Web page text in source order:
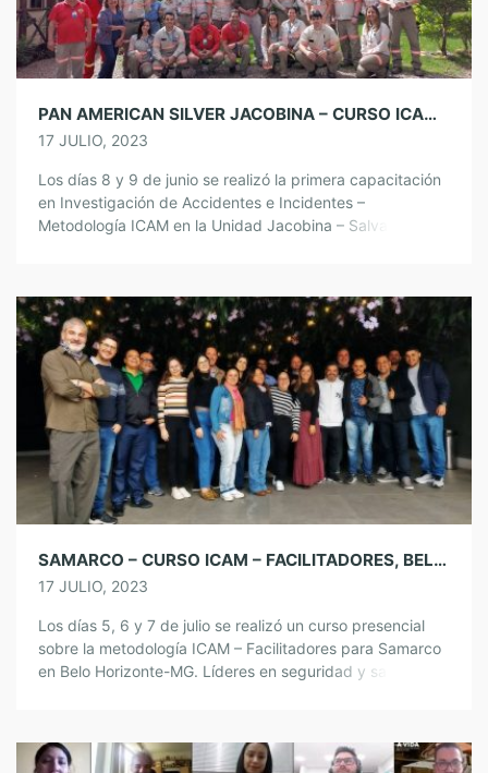
PAN AMERICAN SILVER JACOBINA – CURSO ICAM LÍDERES – SALVADOR BAHIA, BRASIL
17 JULIO, 2023
Los días 8 y 9 de junio se realizó la primera capacitación
en Investigación de Accidentes e Incidentes –
Metodología ICAM en la Unidad Jacobina – Salvador
apoyo para que este curso se lleve a cabo
satisfactoriamente y esperamos haber […]
SAMARCO – CURSO ICAM – FACILITADORES, BELO HORIZONTE-MG,BRASIL
17 JULIO, 2023
Los días 5, 6 y 7 de julio se realizó un curso presencial
sobre la metodología ICAM – Facilitadores para Samarco
en Belo Horizonte-MG. Líderes en seguridad y salud
sus expectativas! Muy agradecido por la asociación,
¡volveremos pronto! […]